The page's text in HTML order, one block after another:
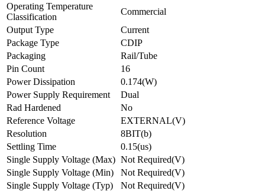
Operating Temperature
Classification
Commercial
Output Type
Current
Package Type
CDIP
Packaging
Rail/Tube
Pin Count
16
Power Dissipation
0.174(W)
Power Supply Requirement
Dual
Rad Hardened
No
Reference Voltage
EXTERNAL(V)
Resolution
8BIT(b)
Settling Time
0.15(us)
Single Supply Voltage (Max) Not Required(V)
Single Supply Voltage (Min)
Not Required(V)
Single Supply Voltage (Typ)
Not Required(V)